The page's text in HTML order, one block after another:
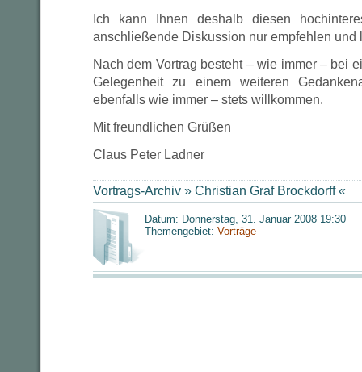
Ich kann Ihnen deshalb diesen
anschließende Diskussion nur empfehlen und
Nach dem Vortrag besteht – wie immer – bei
Gelegenheit zu einem weiteren
ebenfalls wie immer – stets willkommen.
Mit freundlichen Grüßen
Claus Peter Ladner
Vortrags-Archiv » Christian Graf Brockdorff«
Datum: Donnerstag, 31. Januar 2008 19:30
Themengebiet: Vorträge